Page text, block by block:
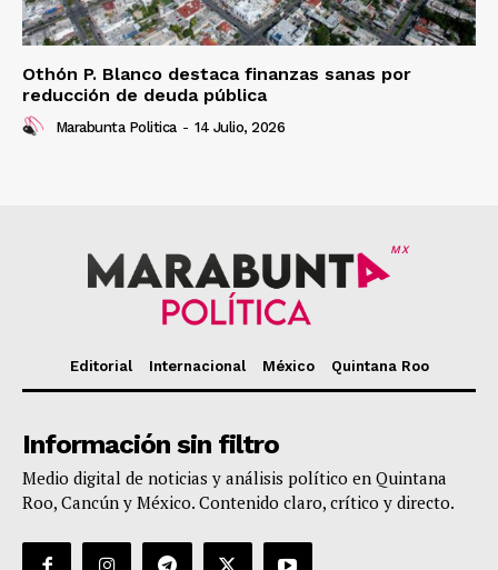
Othón P. Blanco destaca finanzas sanas por
reducción de deuda pública
Marabunta Politica - 14 Julio, 2026
MX
Editorial Internacional México Quintana Roo
Información sin filtro
Medio digital de noticias y análisis político en Quintana
Roo, Cancún y México. Contenido claro, crítico y directo.